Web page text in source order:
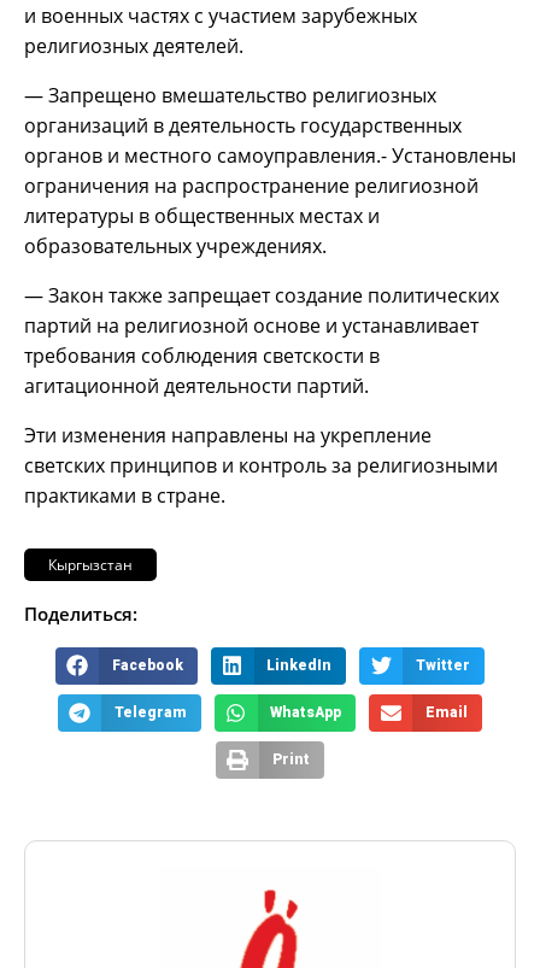
и военных частях с участием зарубежных
религиозных деятелей.
— Запрещено вмешательство религиозных
организаций в деятельность государственных
органов и местного самоуправления.- Установлены
ограничения на распространение религиозной
литературы в общественных местах и
образовательных учреждениях.
— Закон также запрещает создание политических
партий на религиозной основе и устанавливает
требования соблюдения светскости в
агитационной деятельности партий.
Эти изменения направлены на укрепление
светских принципов и контроль за религиозными
практиками в стране.
Кыргызстан
Поделиться:
Facebook LinkedIn Twitter
Telegram WhatsApp Email
Print